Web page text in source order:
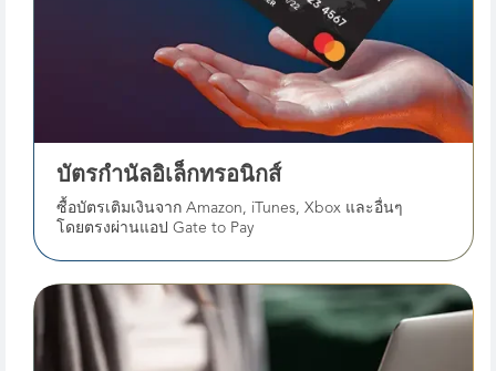
บัตรกํานัลอิเล็กทรอนิกส์
ซื้อบัตรเติมเงินจาก Amazon, iTunes, Xbox และอื่นๆ
โดยตรงผ่านแอป Gate to Pay